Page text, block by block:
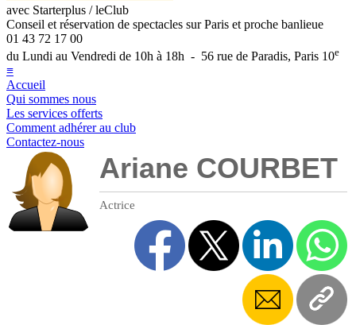
avec Starterplus / leClub
Conseil et réservation de spectacles sur Paris et proche banlieue
01 43 72 17 00
du Lundi au Vendredi de 10h à 18h - 56 rue de Paradis, Paris 10e
≡
Accueil
Qui sommes nous
Les services offerts
Comment adhérer au club
Contactez-nous
Ariane COURBET
Actrice